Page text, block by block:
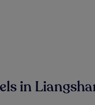
in